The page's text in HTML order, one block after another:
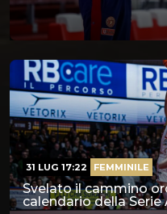
Svelato il cammino
calendario della Serie
31 LUG 17:22 FEMMINILE